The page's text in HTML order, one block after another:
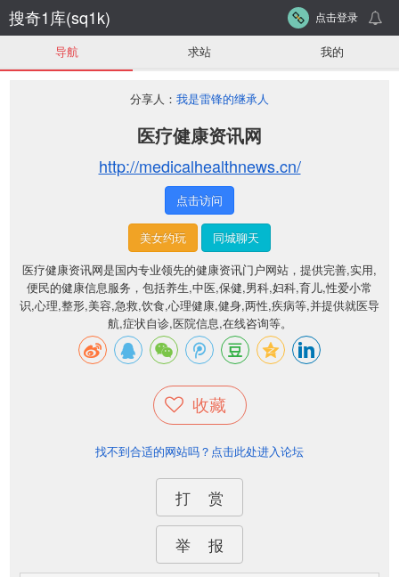
搜奇1库(sq1k) 点击登录
导航 求站 我的
分享人： 我是雷锋的继承人
医疗健康资讯网
http://medicalhealthnews.cn/
点击访问
美女约玩
同城聊天
医疗健康资讯网是国内专业领先的健康资讯门户网站，提供完善,实用,
便民的健康信息服务，包括养生,中医,保健,男科,妇科,育儿,性爱小常
识,心理,整形,美容,急救,饮食,心理健康,健身,两性,疾病等,并提供就医导
航,症状自诊,医院信息,在线咨询等。
收藏
找不到合适的网站吗？点击此处进入论坛
打 赏
举 报